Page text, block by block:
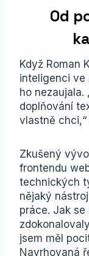
Od
Když Roman
inteligenci ve
ho nezaujala.
doplňování
vlastně
Zkušený
frontendu
technických
nějaký
práce. Jak
jsem měl
Navrhovaná